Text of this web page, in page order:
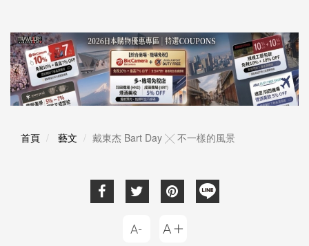
首頁 藝文 戴東杰 Bart Day ╳ 不一樣的風景